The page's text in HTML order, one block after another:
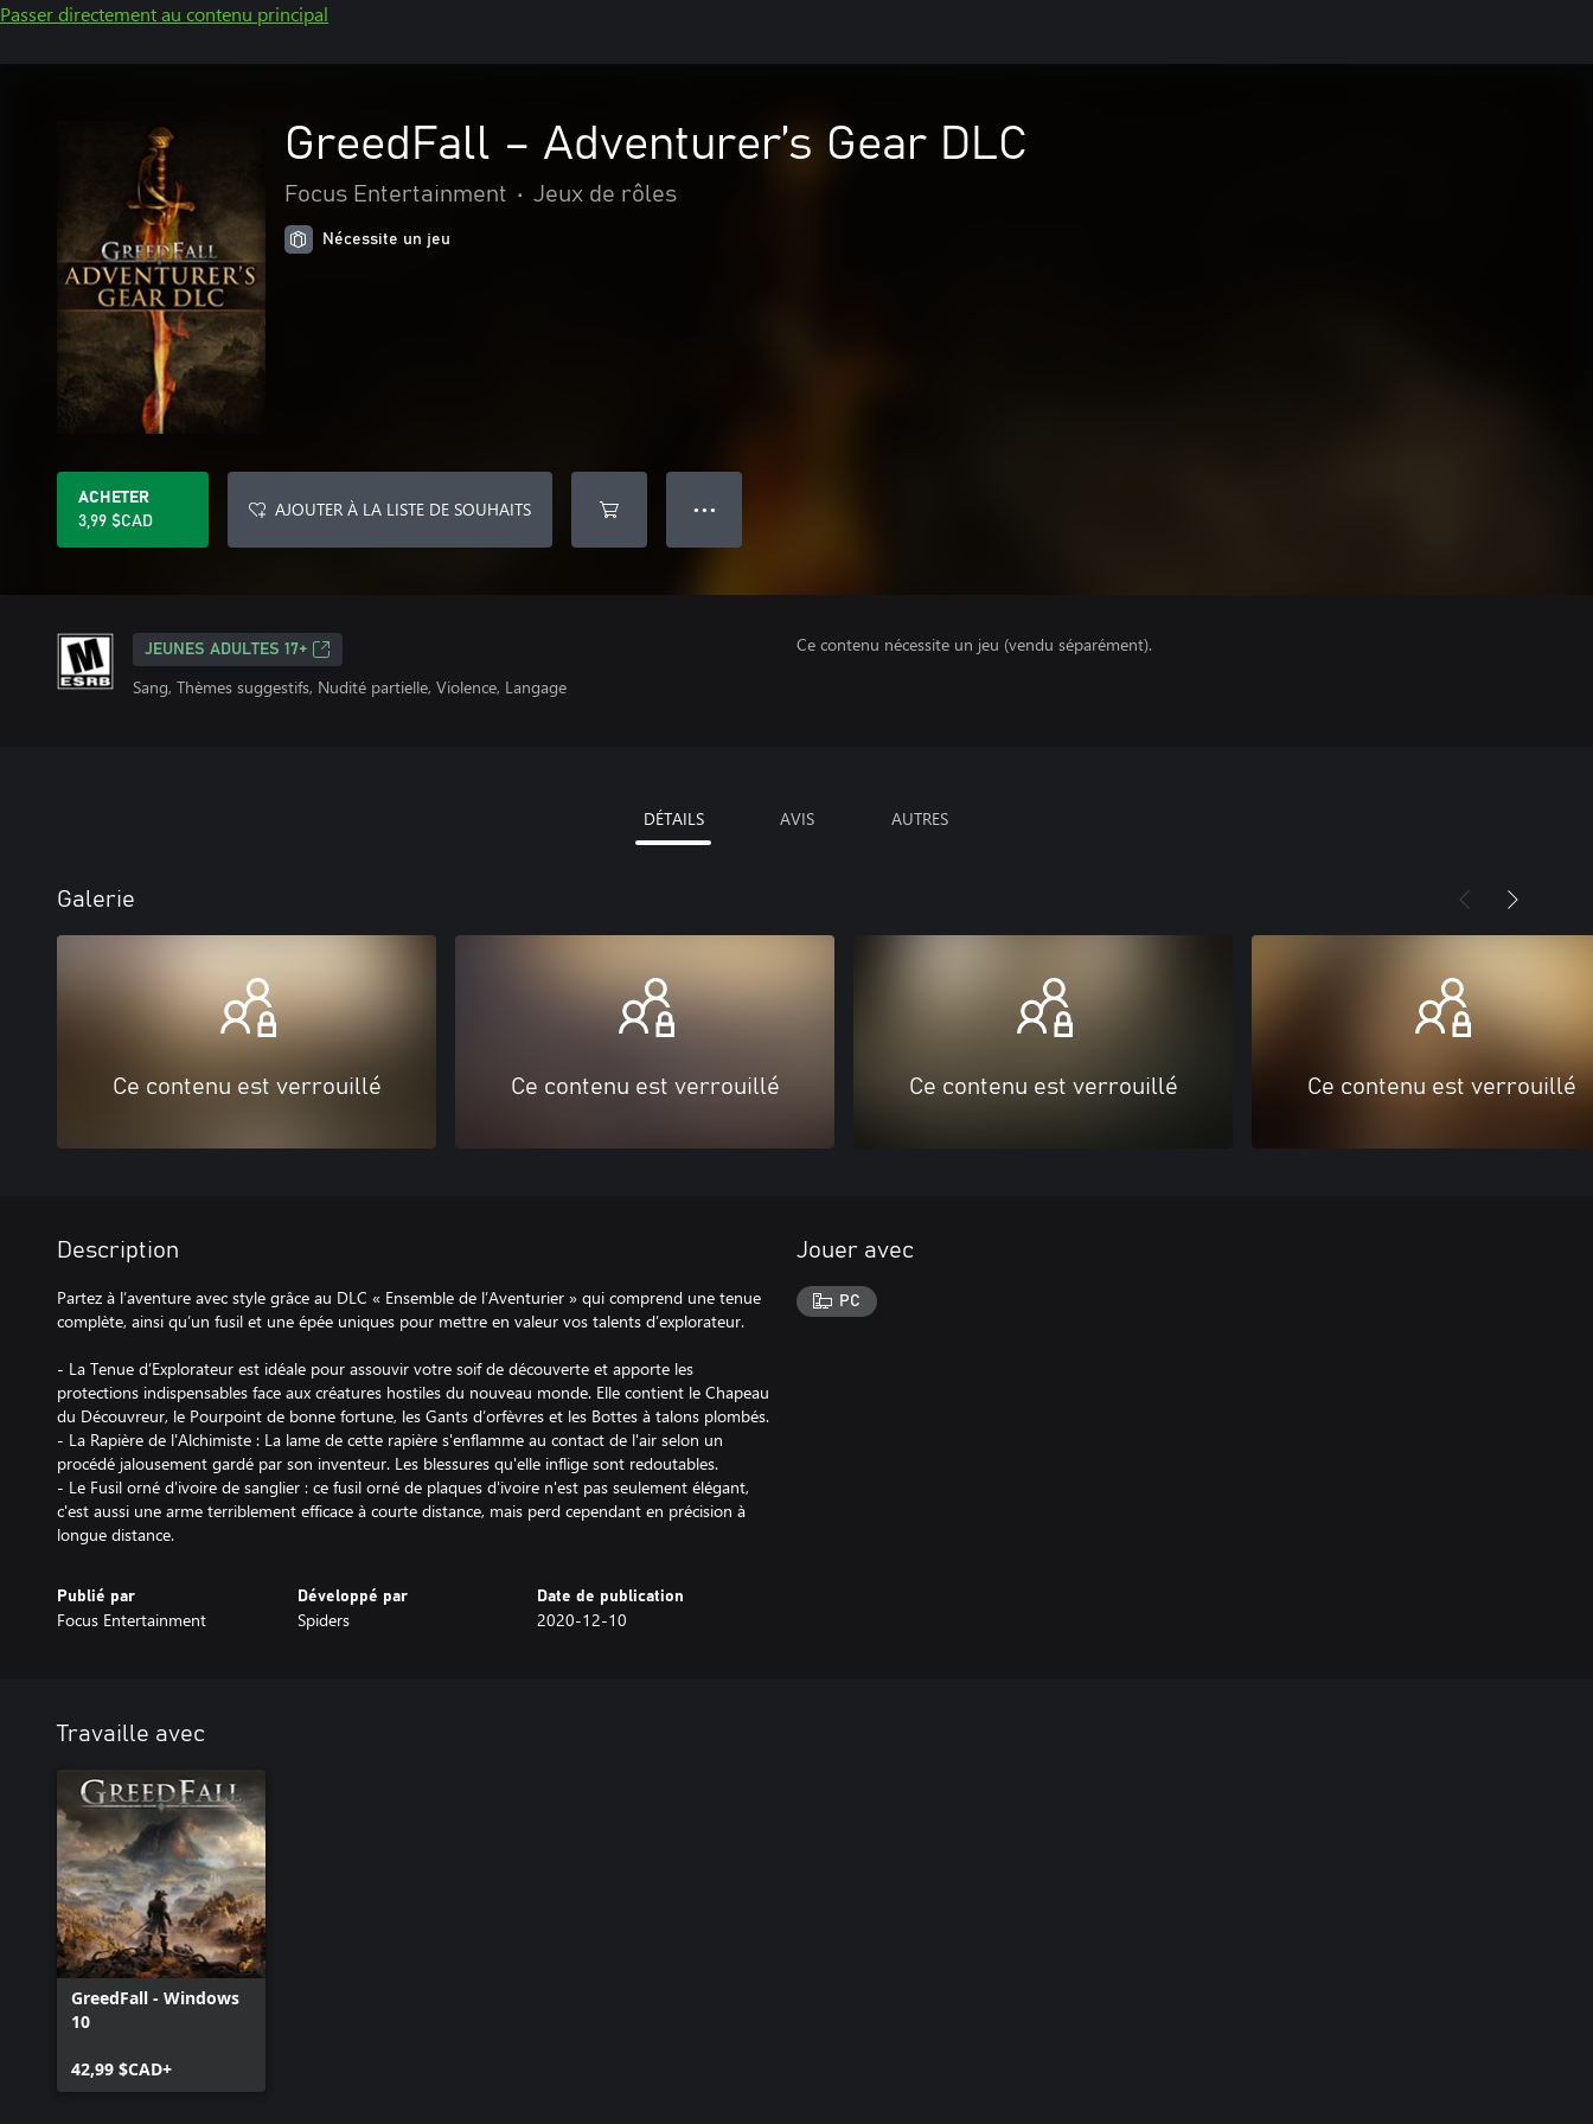
Passer directement au contenu principal
GreedFall – Adventurer’s Gear DLC
Focus Entertainment • Jeux de rôles
Nécessite un jeu
ACHETER
3,99 $CAD
AJOUTER À LA LISTE DE SOUHAITS ● ● ●
JEUNES ADULTES 17+
Sang, Thèmes suggestifs, Nudité partielle, Violence, Langage
Ce contenu nécessite un jeu (vendu séparément).
DÉTAILS AVIS AUTRES
Galerie
Ce contenu est verrouillé Ce contenu est verrouillé Ce contenu est verrouillé Ce contenu est verrouillé
Description
Partez à l’aventure avec style grâce au DLC « Ensemble de l’Aventurier » qui comprend une tenue
complète, ainsi qu’un fusil et une épée uniques pour mettre en valeur vos talents d’explorateur.
- La Tenue d’Explorateur est idéale pour assouvir votre soif de découverte et apporte les
protections indispensables face aux créatures hostiles du nouveau monde. Elle contient le Chapeau
du Découvreur, le Pourpoint de bonne fortune, les Gants d’orfèvres et les Bottes à talons plombés.
- La Rapière de l'Alchimiste : La lame de cette rapière s'enflamme au contact de l'air selon un
procédé jalousement gardé par son inventeur. Les blessures qu'elle inflige sont redoutables.
- Le Fusil orné d'ivoire de sanglier : ce fusil orné de plaques d'ivoire n'est pas seulement élégant,
c'est aussi une arme terriblement efficace à courte distance, mais perd cependant en précision à
longue distance.
Publié par
Focus Entertainment
Développé par
Spiders
Date de publication
2020-12-10
Jouer avec
PC
Travaille avec
GreedFall - Windows
10
42,99 $CAD+